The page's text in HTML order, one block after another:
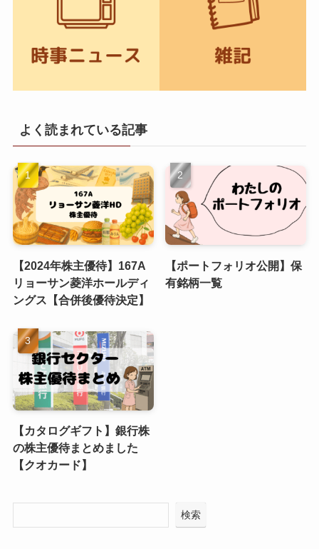
よく読まれている記事
【2024年株主優待】167A
リョーサン菱洋ホールディ
ングス【合併後優待決定】
【ポートフォリオ公開】保
有銘柄一覧
【カタログギフト】銀行株
の株主優待まとめました
【クオカード】
検索